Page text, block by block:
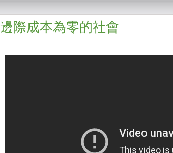
邊際成本為零的社會